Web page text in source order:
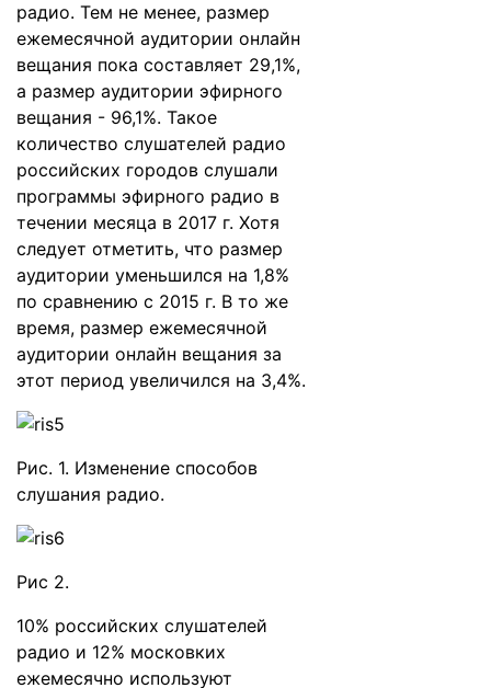
радио. Тем не менее, размер
ежемесячной аудитории онлайн
вещания пока составляет 29,1%,
а размер аудитории эфирного
вещания - 96,1%. Такое
количество слушателей радио
российских городов слушали
программы эфирного радио в
течении месяца в 2017 г. Хотя
следует отметить, что размер
аудитории уменьшился на 1,8%
по сравнению с 2015 г. В то же
время, размер ежемесячной
аудитории онлайн вещания за
этот период увеличился на 3,4%.
Рис. 1. Изменение способов
слушания радио.
Рис 2.
10% российских слушателей
радио и 12% московких
ежемесячно используют